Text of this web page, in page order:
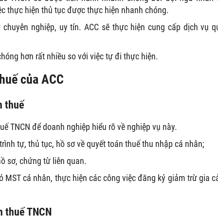
thực hiện thủ tục được thực hiện nhanh chóng.
chuyên nghiệp, uy tín. ACC sẽ thực hiện cung cấp dịch vụ
hơn rất nhiều so với việc tự đi thực hiện.
của ACC
thuế
TNCN để doanh nghiệp hiểu rõ về nghiệp vụ này.
tự, thủ tục, hồ sơ về quyết toán thuế thu nhập cá nhân;
sơ, chứng từ liên quan.
cá nhân, thực hiện các công việc đăng ký giảm trừ gia
thuế TNCN